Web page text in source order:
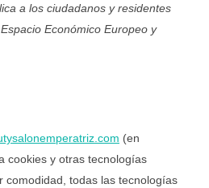
a los ciudadanos y residentes
Económico Europeo y
(en
cookies y otras tecnologías
comodidad, todas las tecnologías